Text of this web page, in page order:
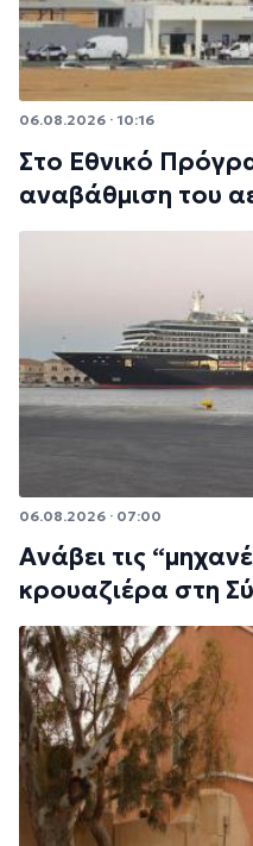
06.08.2026 · 10:16
Στο Εθνικό
αναβάθμιση του
06.08.2026 · 07:00
Ανάβει τις
κρουαζιέρα στη